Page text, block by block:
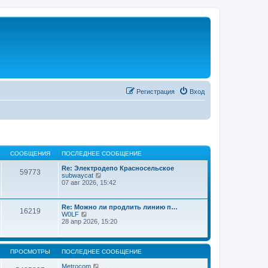
Вход
Регистрация
СООБЩЕНИЯ ПОСЛЕДНЕЕ СООБЩЕНИЕ
59773
Re: Электродепо Красносельское
subwaycat
е
т
и
к
о
с
л
е
07 авг 2026, 15:42
16219
Re: Можно ли продлить линию п…
W0LF
е
й
т
к
28 апр 2026, 15:20
ПРОСМОТРЫ ПОСЛЕДНЕЕ СООБЩЕНИЕ
Metrocom